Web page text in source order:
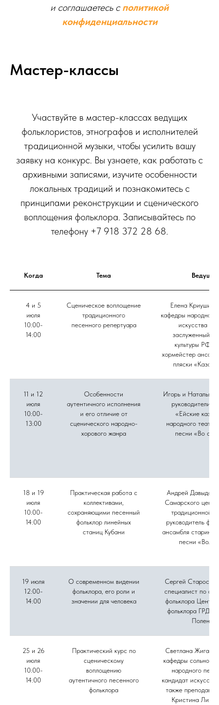
и соглашаетесь c политикой
конфиденциальности
Мастер-классы
Участвуйте в мастер-классах ведущих
фольклористов, этнографов и исполнителей
традиционной музыки, чтобы усилить вашу
заявку на конкурс. Вы узнаете, как работать с
архивными записями, изучите особенности
локальных традиций и познакомитесь с
принципами реконструкции и сценического
воплощения фольклора. Записывайтесь по
телефону +7 918 372 28 68.
Когда Тема Ведущие
4 и 5
июля
10:00-
14:00
Сценическое воплощение
традиционного
песенного репертуара
Елена
кафедры народного
искусства
заслуженный
культуры РФ,
хормейстер
пляски
11 и 12
июля
10:00-
13:00
Особенности
аутентичного исполнения
и его отличие от
сценического народно-
хорового жанра
Игорь и Наталья
руководители
«Ейские
народного театра
песни «Во
18 и 19
июля
10:00-
14:00
Практическая работа с
коллективами,
сохраняющими песенный
фольклор линейных
станиц Кубани
Андрей Давыдов,
Самарского
традиционной
руководитель
ансамбля
песни
19 июля
12:00-
14:00
О современном видении
фольклора, его роли и
значении для человека
Сергей
специалист по
фольклора Центра
фольклора
Поленова
25 и 26
июля
10:00-
14:00
Практический курс по
сценическому
воплощению
аутентичного песенного
фольклора
Светлана
кафедры сольного
народного
кандидат
также
Кристина